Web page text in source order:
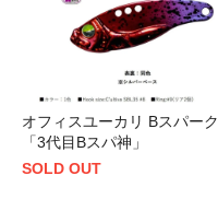
オフィスユーカリ Bスパーク
「3代目Bスパ神」
SOLD OUT